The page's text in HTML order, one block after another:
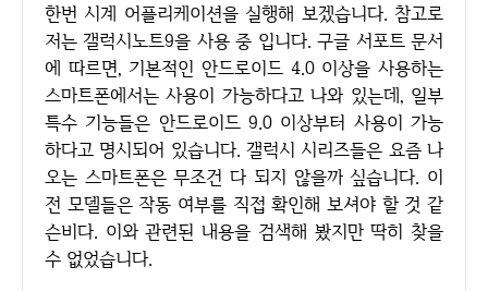
한번 시계 어플리케이션을 실행해 보겠습니다. 참고로
저는 갤럭시노트9을 사용 중 입니다. 구글 서포트 문서
에 따르면, 기본적인 안드로이드 4.0 이상을 사용하는
스마트폰에서는 사용이 가능하다고 나와 있는데, 일부
특수 기능들은 안드로이드 9.0 이상부터 사용이 가능
하다고 명시되어 있습니다. 갤럭시 시리즈들은 요즘 나
오는 스마트폰은 무조건 다 되지 않을까 싶습니다. 이
전 모델들은 작동 여부를 직접 확인해 보셔야 할 것 같
슨비다. 이와 관련된 내용을 검색해 봤지만 딱히 찾을
수 없었습니다.